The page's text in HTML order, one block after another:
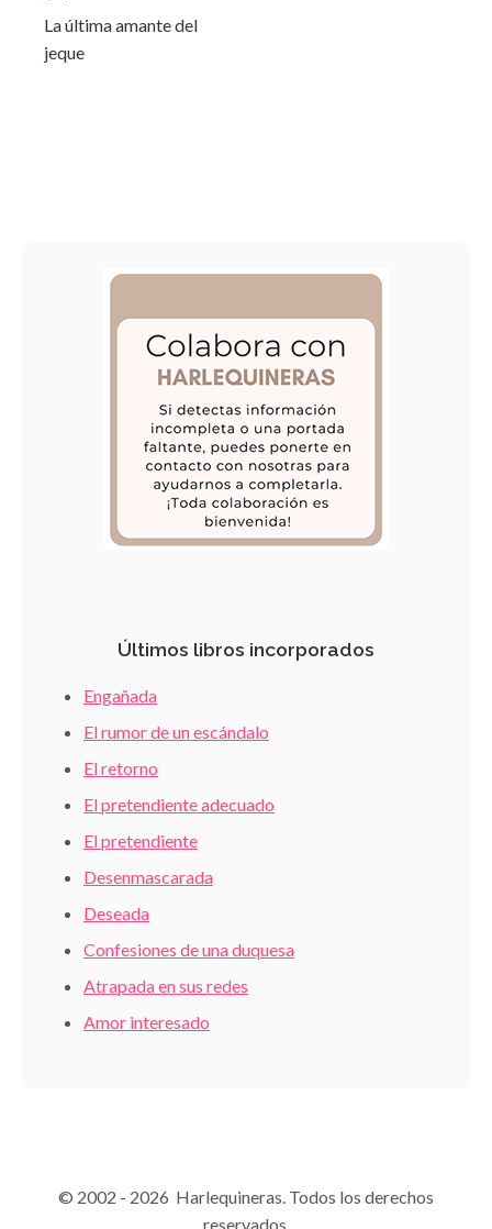
La última amante del
jeque
Últimos libros incorporados
Engañada
El rumor de un escándalo
El retorno
El pretendiente adecuado
El pretendiente
Desenmascarada
Deseada
Confesiones de una duquesa
Atrapada en sus redes
Amor interesado
© 2002 - 2026 Harlequineras. Todos los derechos
reservados.